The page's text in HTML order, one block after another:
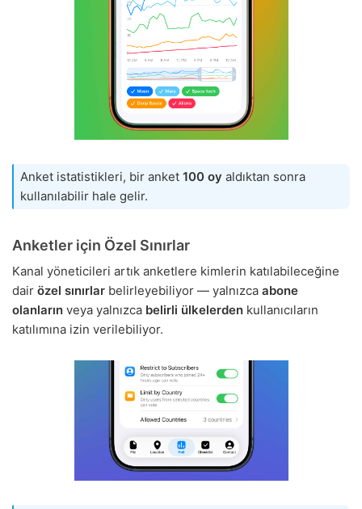
Anket istatistikleri, bir anket 100 oy aldıktan sonra
kullanılabilir hale gelir.
Anketler için Özel Sınırlar
Kanal yöneticileri artık anketlere kimlerin katılabileceğine
dair özel sınırlar belirleyebiliyor — yalnızca abone
olanların veya yalnızca belirli ülkelerden kullanıcıların
katılımına izin verilebiliyor.